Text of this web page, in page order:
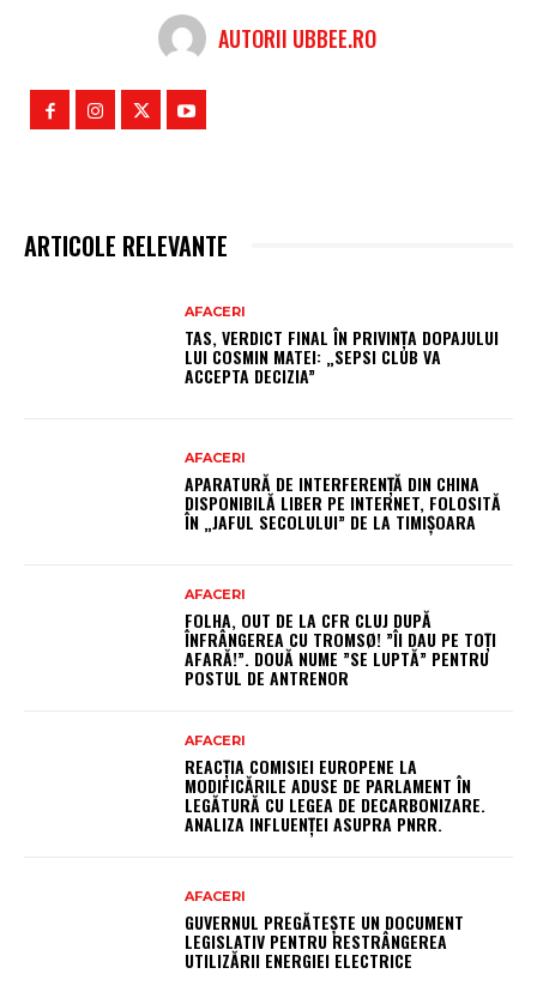
AUTORII UBBEE.RO
ARTICOLE RELEVANTE
AFACERI
TAS, VERDICT FINAL ÎN PRIVINȚA DOPAJULUI
LUI COSMIN MATEI: „SEPSI CLUB VA
ACCEPTA DECIZIA”
AFACERI
APARATURĂ DE INTERFERENȚĂ DIN CHINA
DISPONIBILĂ LIBER PE INTERNET, FOLOSITĂ
ÎN „JAFUL SECOLULUI” DE LA TIMIȘOARA
AFACERI
FOLHA, OUT DE LA CFR CLUJ DUPĂ
ÎNFRÂNGEREA CU TROMSØ! ”ÎI DAU PE TOȚI
AFARĂ!”. DOUĂ NUME ”SE LUPTĂ” PENTRU
POSTUL DE ANTRENOR
AFACERI
REACȚIA COMISIEI EUROPENE LA
MODIFICĂRILE ADUSE DE PARLAMENT ÎN
LEGĂTURĂ CU LEGEA DE DECARBONIZARE.
ANALIZA INFLUENȚEI ASUPRA PNRR.
AFACERI
GUVERNUL PREGĂTEȘTE UN DOCUMENT
LEGISLATIV PENTRU RESTRÂNGEREA
UTILIZĂRII ENERGIEI ELECTRICE